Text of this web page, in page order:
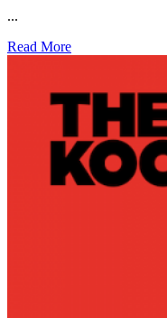
...
Read More